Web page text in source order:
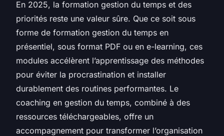
En 2025, la formation gestion du temps et des
priorités reste une valeur sûre. Que ce soit sous
forme de formation gestion du temps en
présentiel, sous format PDF ou en e-learning, ces
modules accélèrent l’apprentissage des méthodes
pour éviter la procrastination et installer
durablement des routines performantes. Le
coaching en gestion du temps, combiné à des
ressources téléchargeables, offre un
accompagnement pour transformer l’organisation